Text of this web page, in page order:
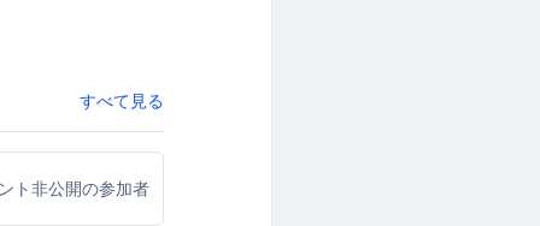
すべて見る
ト非公開の参加者